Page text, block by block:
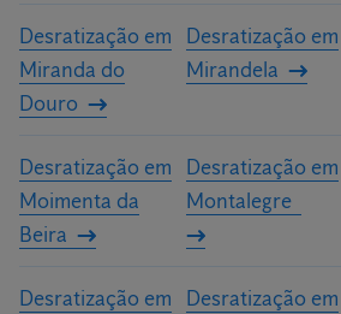
Desratização em
Miranda do
Douro
Desratização em
Mirandela
Desratização em
Moimenta da
Beira
Desratização em
Montalegre
Desratização em
Desratização em